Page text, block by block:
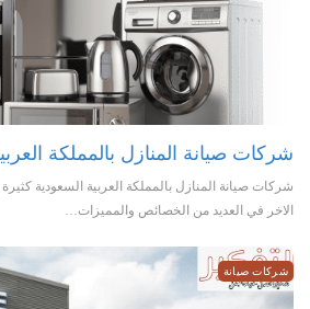
شركات صيانة المنازل بالمملكة
شركات صيانة المنازل بالمملكة العربية السعودية
الاخر في العديد من الخصائص والمميزات…
شركات صيانة